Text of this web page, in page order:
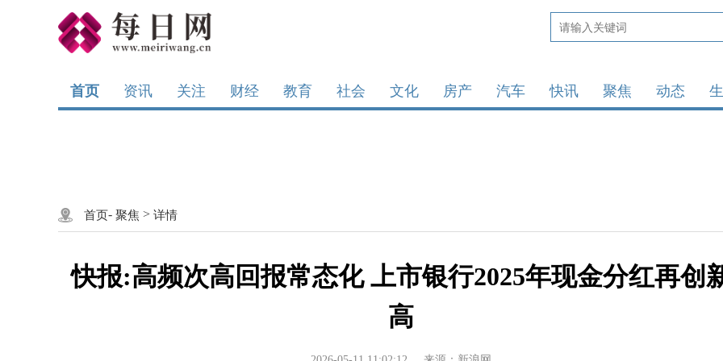
首页 资讯 关注 财经 教育 社会 文化 房产 汽车 快讯 聚焦 动态
首页- 聚焦 > 详情
快报:高频次高回报常态化 上市银行2025年现金分红再创
高